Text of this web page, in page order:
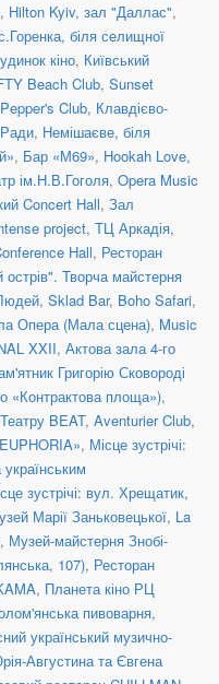
, Hilton Kyiv, зал "Даллас",
біля селищної
кіно, Київський
Beach Club, Sunset
Pepper's Club, Клавдієво-
, Немішаєве, біля
, Бар «М69», Hookah Love,
ім.Н.В.Гоголя, Opera Music
Concert Hall, Зал
project, ТЦ Аркадія,
Hall, Ресторан
острів". Творча майстерня
, Sklad Bar, Boho Safari,
Опера (Мала сцена), Music
XXII, Актова зала 4-го
Григорію Сковороді
«Контрактова площа»),
BEAT, Aventurier Club,
, Місце зустрічі:
зустрічі: вул. Хрещатик,
Марії Заньковецької, La
, Музей-майстерня Знобі-
107), Ресторан
, Планета кіно РЦ
пивоварня,
український музично-
Августина та Євгена